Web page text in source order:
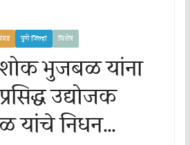
पुणे जिल्हा विशेष
भुजबळ यांना
उद्योजक
यांचे निधन…